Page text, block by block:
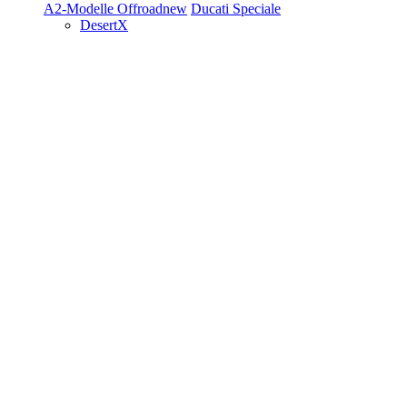
A2-Modelle Offroadnew Ducati Speciale
DesertX